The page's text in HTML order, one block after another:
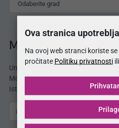
MojSan® katalog
Unesite svoju e-mail adresu i
MojSan® katalog proizvoda
Istražite ponudu madraca, kreveta,
Ova stranica
Na ovoj web stranci koriste
pročitate Politiku privatnostiili